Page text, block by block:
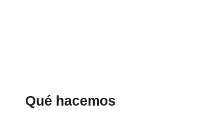
Qué hacemos